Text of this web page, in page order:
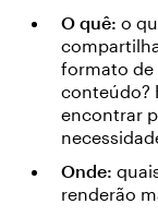
O quê: o
formato de
conteúdo?
encontrar
Onde:
renderão